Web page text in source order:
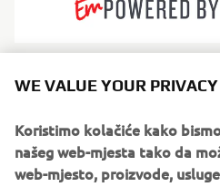
Zodiac revolutionised boating
and innovation. Their RIBs and
globally for stability, safety
versatility. Serving families,
WE VALUE YOUR PRIVACY
Koristimo kolačiće kako
našeg web-mjesta tako da
web-mjesto, proizvode,